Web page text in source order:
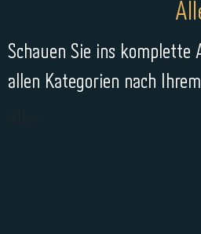
Schauen Sie ins komplette
allen Kategorien nach